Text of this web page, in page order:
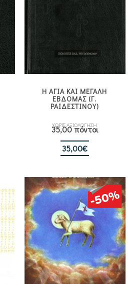
Η ΑΓΙΑ ΚΑΙ ΜΕΓΑΛΗ
ΕΒΔΟΜΑΣ (Γ.
ΡΑΙΔΕΣΤΙΝΟΥ)
ΧΩΡΙΣ ΑΞΙΟΛΟΓΗΣΗ
35,00 πόντοι
35,00€